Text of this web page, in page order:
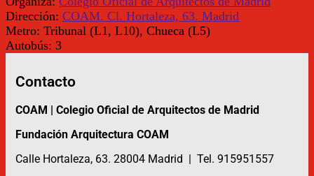
Dirección: COAM. Cl. Hortaleza, 63. Madrid
Metro: Tribunal (L1, L10), Chueca (L5)
Autobús: 3
Contacto
COAM | Colegio Oficial de Arquitectos de Madrid
Fundación Arquitectura COAM
Calle Hortaleza, 63. 28004 Madrid | Tel. 915951557